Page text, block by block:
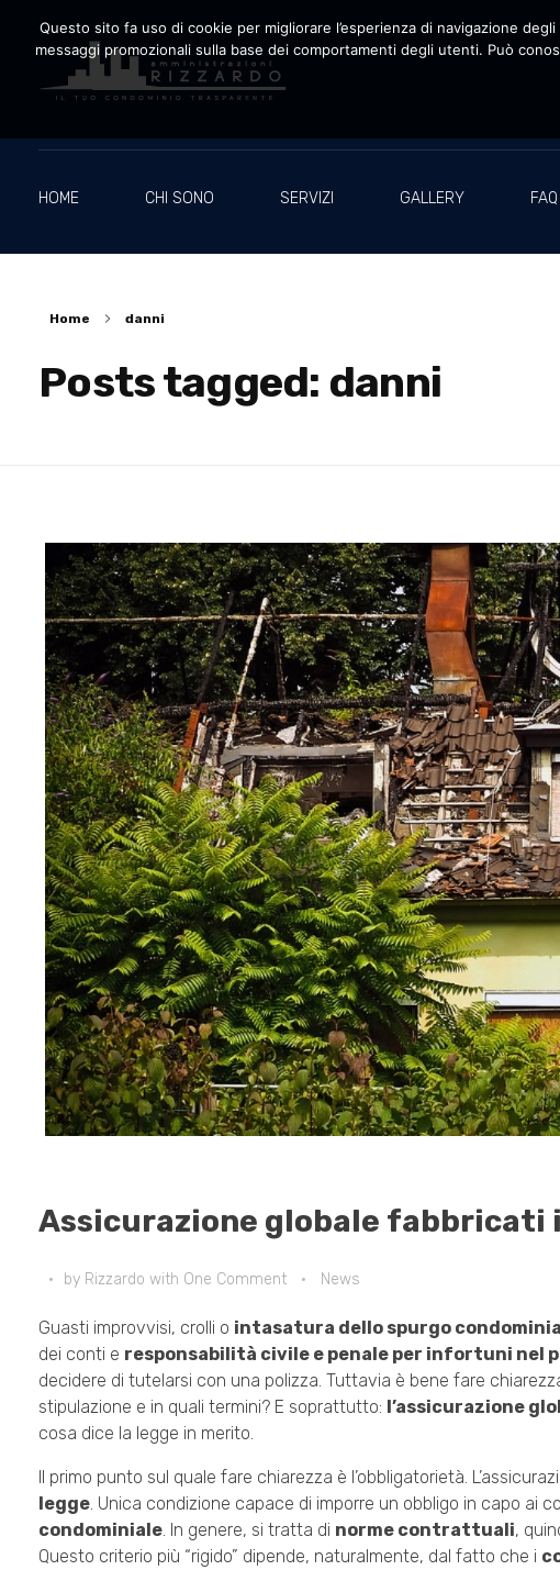
HOME CHI SONO SERVIZI GALLERY FAQ
Home danni
Posts tagged: danni
Assicurazione globale fabbricati
by Rizzardo with One Comment News
Guasti improvvisi, crolli o intasatura dello spurgo
dei conti e responsabilità civile e penale per infortuni nel
decidere di tutelarsi con una polizza. Tuttavia è bene fare
stipulazione e in quali termini? E soprattutto: l’assicurazione
cosa dice la legge in merito.
Il primo punto sul quale fare chiarezza è l’obbligatorietà.
legge . Unica condizione capace di imporre un obbligo in capo ai
condominiale . In genere, si tratta di norme contrattuali,
Questo criterio più “rigido” dipende, naturalmente, dal fatto che i
Questo sito fa uso di cookie per migliorare l’esperienza di navigazione
messaggi promozionali sulla base dei comportamenti degli utenti. Può